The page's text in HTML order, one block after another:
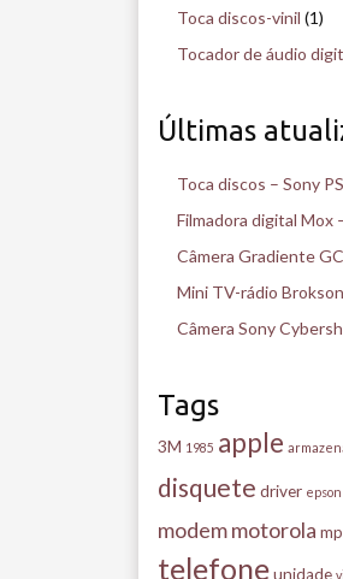
Toca discos-vinil (1)
Tocador de áudio
Últimas
Toca discos – Sony
Filmadora digital Mox
Câmera Gradiente
Mini TV-rádio
Câmera Sony
Tags
3M 1985 apple
disquete driver epson
modemmotorola
telefoneunidade